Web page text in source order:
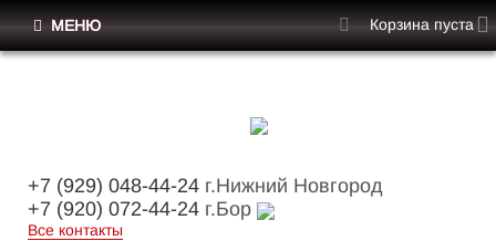
+7 (929) 048-44-24 г.Нижний Новгород
+7 (920) 072-44-24 г.Бор
Все контакты
МЕНЮ Корзина пуста